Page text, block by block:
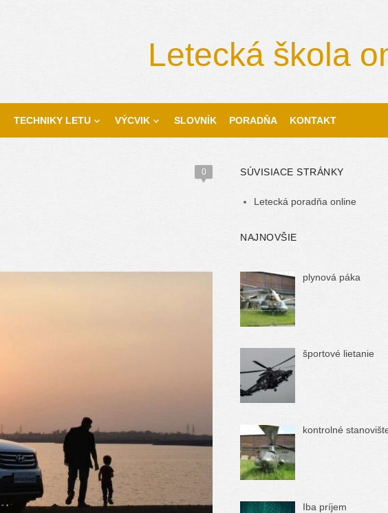
Letecká škola
TECHNIKY LETU VÝCVIK SLOVNÍK PORADŇA KONTAKT
0 SÚVISIACE STRÁNKY
Letecká poradňa online
NAJNOVŠIE
plynová páka
športové lietanie
kontrolné
Iba príjem